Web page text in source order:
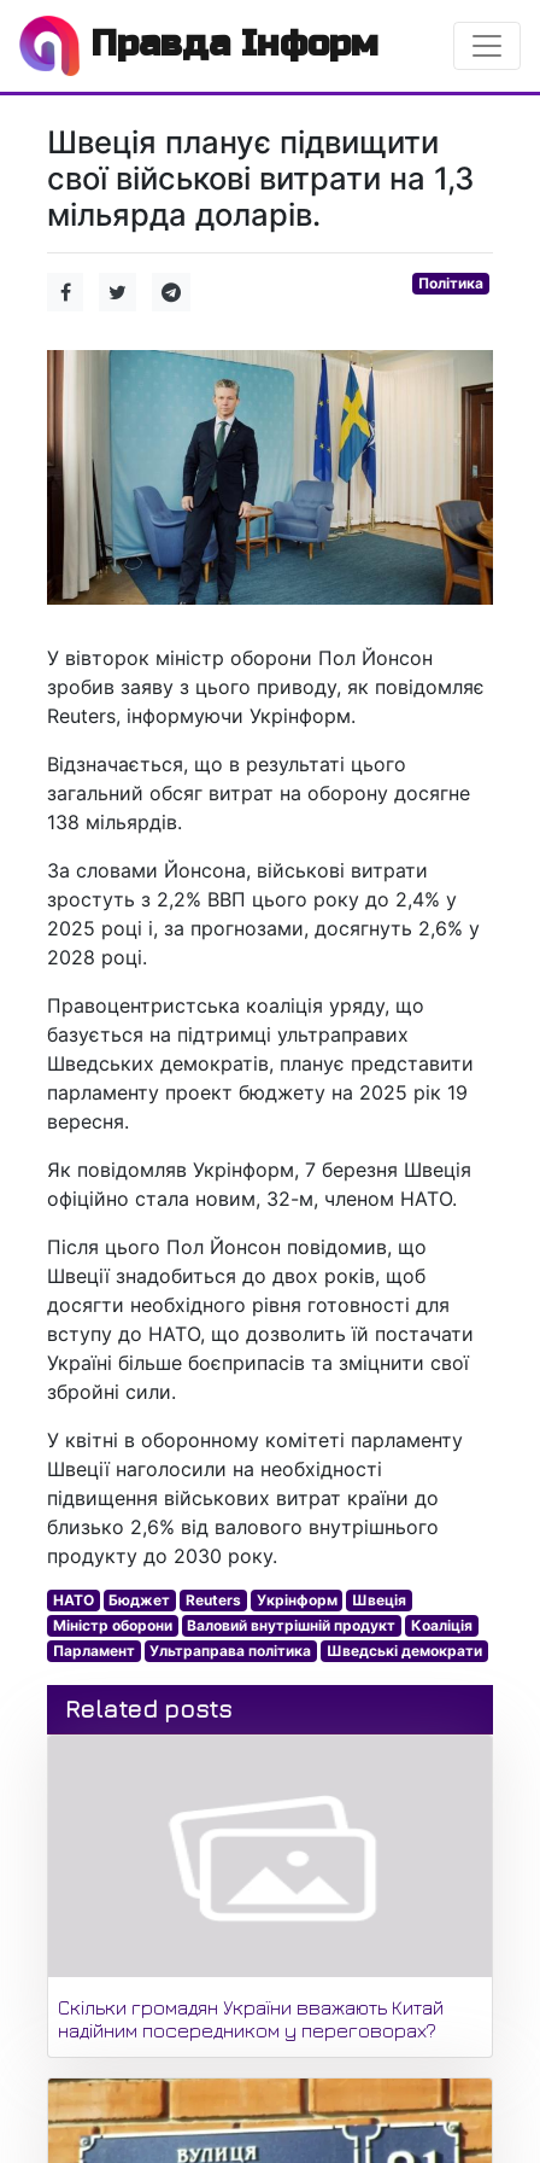
Правда Інформ
Швеція планує підвищити
свої військові витрати на 1,3
мільярда доларів.
Політика
У вівторок міністр оборони Пол Йонсон
зробив заяву з цього приводу, як повідомляє
Reuters, інформуючи Укрінформ.
Відзначається, що в результаті цього
загальний обсяг витрат на оборону досягне
138 мільярдів.
За словами Йонсона, військові витрати
зростуть з 2,2% ВВП цього року до 2,4% у
2025 році і, за прогнозами, досягнуть 2,6% у
2028 році.
Правоцентристська коаліція уряду, що
базується на підтримці ультраправих
Шведських демократів, планує представити
парламенту проект бюджету на 2025 рік 19
вересня.
Як повідомляв Укрінформ, 7 березня Швеція
офіційно стала новим, 32-м, членом НАТО.
Після цього Пол Йонсон повідомив, що
Швеції знадобиться до двох років, щоб
досягти необхідного рівня готовності для
вступу до НАТО, що дозволить їй постачати
Україні більше боєприпасів та зміцнити свої
збройні сили.
У квітні в оборонному комітеті парламенту
Швеції наголосили на необхідності
підвищення військових витрат країни до
близько 2,6% від валового внутрішнього
продукту до 2030 року.
НАТО Бюджет Reuters Укрінформ
Швеція
Міністр оборони
Валовий внутрішній продукт
Коаліція
Парламент
Ультраправа політика Шведські демократи
Related posts
Скільки громадян України вважають Китай
надійним посередником у переговорах?